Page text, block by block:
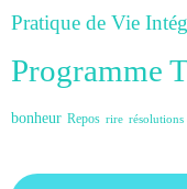
Pratique de Vie
Programme
bonheur Repos rire résolutions